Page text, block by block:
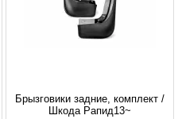
Брызговики задние, комплект /
Шкода Рапид13~